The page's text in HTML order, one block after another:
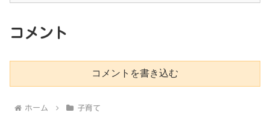
コメント
コメントを書き込む
ホーム 子育て